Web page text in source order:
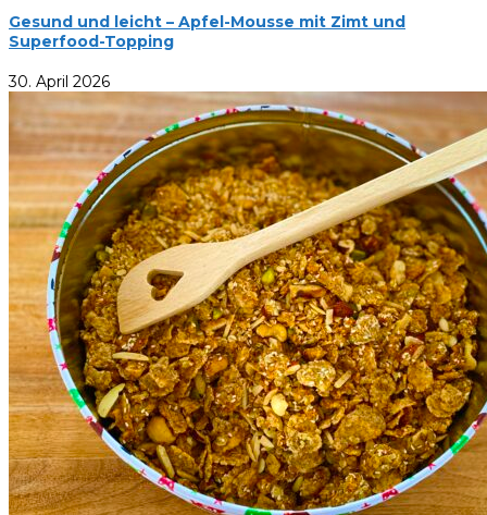
Gesund und leicht – Apfel-Mousse mit Zimt und
Superfood-Topping
30. April 2026